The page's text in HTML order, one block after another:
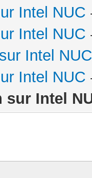
Intel NUC
Intel NUC
Intel NUC
Intel NUC
sur Intel